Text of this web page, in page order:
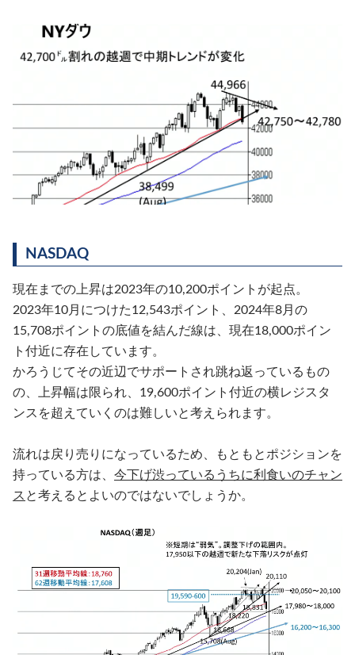
NASDAQ
現在までの上昇は2023年の10,200ポイントが起点。
2023年10月につけた12,543ポイント、2024年8月の
15,708ポイントの底値を結んだ線は、現在18,000ポイン
ト付近に存在しています。
かろうじてその近辺でサポートされ跳ね返っているもの
の、上昇幅は限られ、19,600ポイント付近の横レジスタ
ンスを超えていくのは難しいと考えられます。
流れは戻り売りになっているため、もともとポジションを
持っている方は、 今下げ渋っているうちに利食いのチャン
ス と考えるとよいのではないでしょうか。